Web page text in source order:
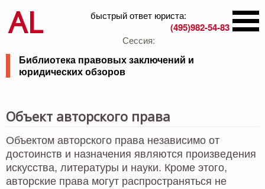
AL быстрый ответ юриста:
(495)982-54-83
Сессия:
Библиотека правовых заключений и
юридических обзоров
Объект авторского права
Объектом авторского права независимо от
достоинств и назначения являются произведения
искусства, литературы и науки. Кроме этого,
авторские права могут распространяться не